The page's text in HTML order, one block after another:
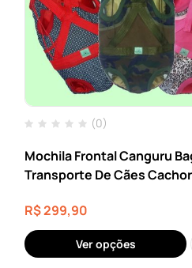
(0)
Mochila Frontal Canguru
Transporte De Cães
R$299,90
Ver opções